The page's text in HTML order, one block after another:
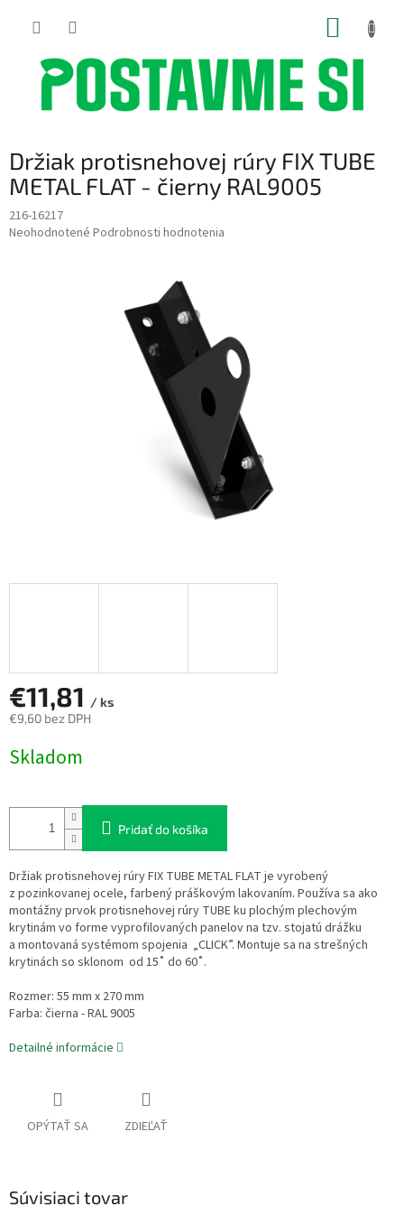
Držiak protisnehovej rúry FIX TUBE
METAL FLAT - čierny RAL9005
216-16217
Priemerné
Neohodnotené Podrobnosti hodnotenia
€11,81 / ks
€9,60 bez DPH
cena:
Skladom
Pridať do košíka
Držiak protisnehovej rúry FIX TUBE METAL FLAT je vyrobený
z pozinkovanej ocele, farbený práškovým lakovaním. Používa sa ako
montážny prvok protisnehovej rúry TUBE ku plochým plechovým
krytinám vo forme vyprofilovaných panelov na tzv. stojatú drážku
a montovaná systémom spojenia „CLICK”. Montuje sa na strešných
krytinách so sklonom od 15˚ do 60˚.
Rozmer: 55 mm x 270 mm
Farba: čierna - RAL 9005
Detailné informácie
OPÝTAŤ SA ZDIEĽAŤ
Súvisiaci tovar